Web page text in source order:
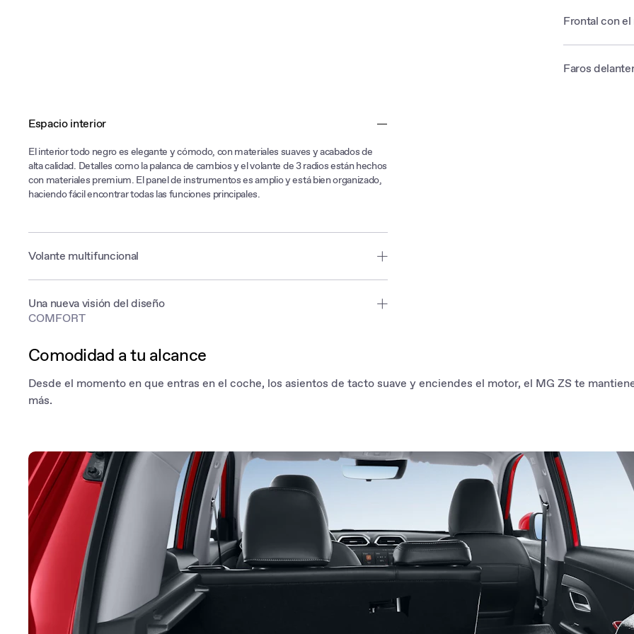
Frontal con
El
conectados,
Faros
Espacio interior
El interior todo negro es elegante y cómodo, con materiales suaves y acabados de
alta calidad. Detalles como la palanca de cambios y el volante de 3 radios están hechos
con materiales premium. El panel de instrumentos es amplio y está bien organizado,
haciendo fácil encontrar todas las funciones principales.
Volante multifuncional
El volante de tres radios con controles tipo joystick te da una sensación deportiva y un
control total para que disfrutes cada viaje.
Una nueva visión del diseño
COMFORT
Comodidad a tu alcance
Desde el momento en que entras en el coche, los asientos de tacto suave y enciendes el motor, el MG ZS te
más.